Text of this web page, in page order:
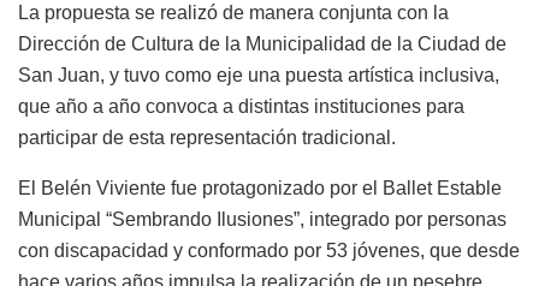
La propuesta se realizó de manera conjunta con la
Dirección de Cultura de la Municipalidad de la Ciudad de
San Juan, y tuvo como eje una puesta artística inclusiva,
que año a año convoca a distintas instituciones para
participar de esta representación tradicional.
El Belén Viviente fue protagonizado por el Ballet Estable
Municipal “Sembrando Ilusiones”, integrado por personas
con discapacidad y conformado por 53 jóvenes, que desde
hace varios años impulsa la realización de un pesebre